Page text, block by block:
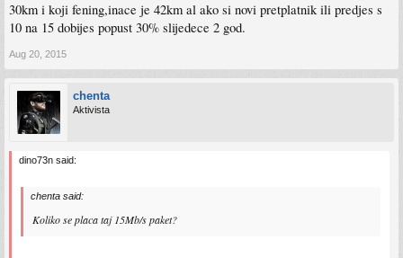
30km i koji fening,inace je 42km al ako si novi pretplatnik ili predjes s
10 na 15 dobijes popust 30% slijedece 2 god.
Aug 20, 2015
chenta
Aktivista
dino73n said:
chenta said:
Koliko se placa taj 15Mb/s paket?